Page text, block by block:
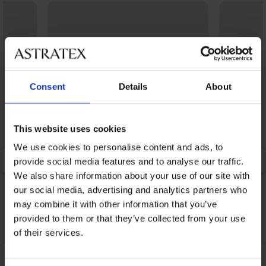
Consent Details About
This website uses cookies
We use cookies to personalise content and ads, to
provide social media features and to analyse our traffic.
We also share information about your use of our site with
our social media, advertising and analytics partners who
may combine it with other information that you’ve
provided to them or that they’ve collected from your use
of their services.